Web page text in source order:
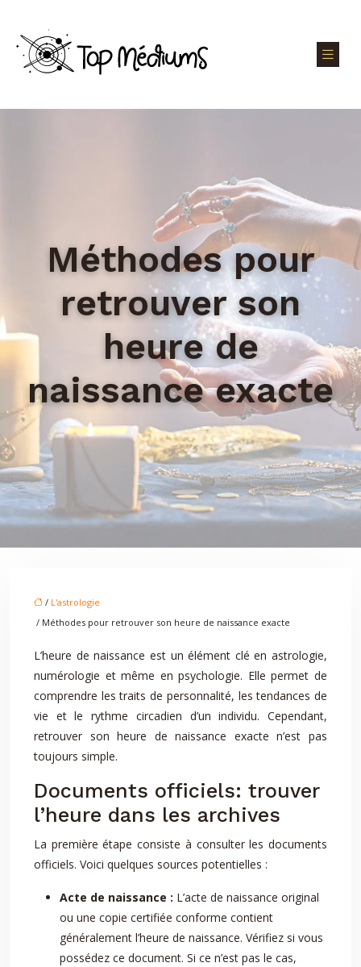
Méthodes pour
retrouver son
heure de
naissance exacte
/ L'astrologie
/ Méthodes pour retrouver son heure de naissance exacte
L’heure de naissance est un élément clé en astrologie,
numérologie et même en psychologie. Elle permet de
comprendre les traits de personnalité, les tendances de
vie et le rythme circadien d’un individu. Cependant,
retrouver son heure de naissance exacte n’est pas
toujours simple.
Documents officiels: trouver
l’heure dans les archives
La première étape consiste à consulter les documents
officiels. Voici quelques sources potentielles :
Acte de naissance : L’acte de naissance original
ou une copie certifiée conforme contient
généralement l’heure de naissance. Vérifiez si vous
possédez ce document. Si ce n’est pas le cas,